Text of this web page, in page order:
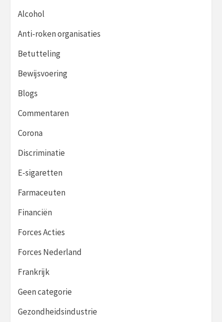
Alcohol
Anti-roken organisaties
Betutteling
Bewijsvoering
Blogs
Commentaren
Corona
Discriminatie
E-sigaretten
Farmaceuten
Financiën
Forces Acties
Forces Nederland
Frankrijk
Geen categorie
Gezondheidsindustrie